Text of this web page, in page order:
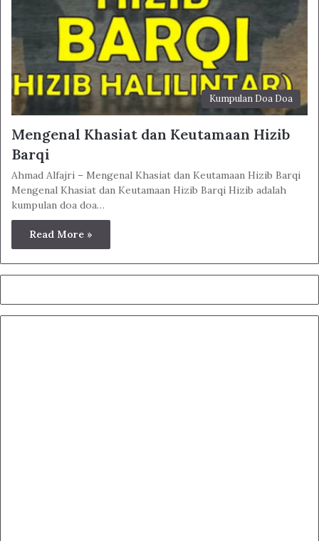
Kumpulan Doa Doa
Mengenal Khasiat dan Keutamaan Hizib
Barqi
Ahmad Alfajri – Mengenal Khasiat dan Keutamaan Hizib Barqi
Mengenal Khasiat dan Keutamaan Hizib Barqi Hizib adalah
kumpulan doa doa…
Read More »